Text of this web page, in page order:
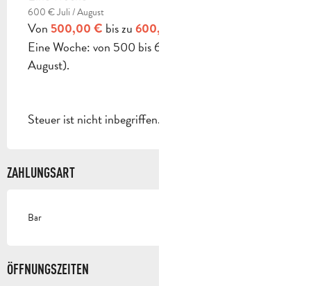
600 € Juli / August
Von 500,00 € bis zu 600,00 €
Eine Woche: von 500 bis 600 € (600 € Juli /
August).
Steuer ist nicht inbegriffen.
ZAHLUNGSART
Bar
ÖFFNUNGSZEITEN